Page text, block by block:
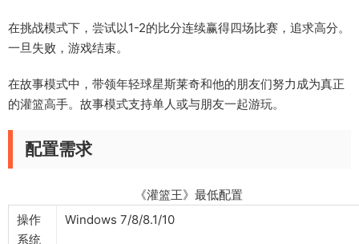
在挑战模式下，尝试以1-2的比分连续赢得四场比赛，追求高分。
一旦失败，游戏结束。
在故事模式中，带领年轻球星斯莱奇和他的朋友们努力成为真正
的灌篮高手。故事模式支持单人或与朋友一起游玩。
配置需求
《灌篮王》最低配置
操作
系统
Windows 7/8/8.1/10